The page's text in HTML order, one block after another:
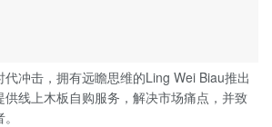
冲击，拥有远瞻思维的Ling Wei Biau推出
线上木板自购服务，解决市场痛点，并致